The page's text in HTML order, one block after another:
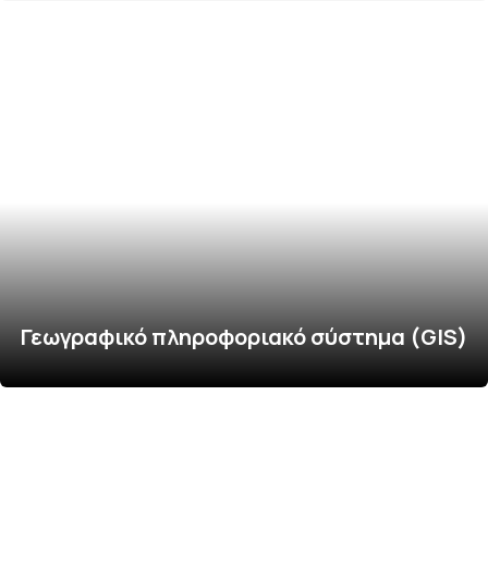
Γεωγραφικό πληροφοριακό σύστημα (GIS)